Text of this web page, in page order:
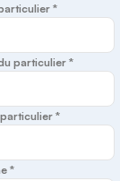
*
particulier *
*
*